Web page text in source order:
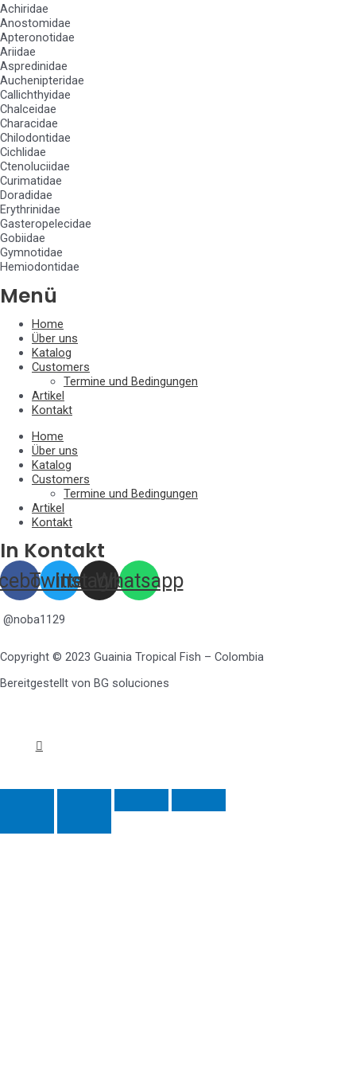
Achiridae
Anostomidae
Apteronotidae
Ariidae
Aspredinidae
Auchenipteridae
Callichthyidae
Chalceidae
Characidae
Chilodontidae
Cichlidae
Ctenoluciidae
Curimatidae
Doradidae
Erythrinidae
Gasteropelecidae
Gobiidae
Gymnotidae
Hemiodontidae
Menü
Home
Über uns
Katalog
Customers
Termine und Bedingungen
Artikel
Kontakt
Home
Über uns
Katalog
Customers
Termine und Bedingungen
Artikel
Kontakt
In Kontakt
TwitterInstagramWhatsapp
@noba1129
Copyright © 2023 Guainia Tropical Fish – Colombia
Bereitgestellt von BG soluciones